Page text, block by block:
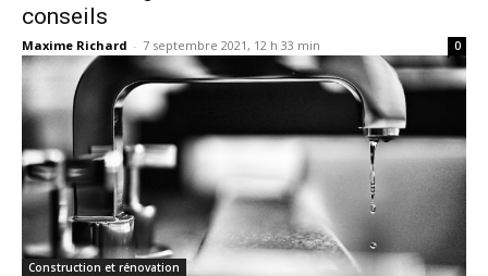
conseils
Maxime Richard - 7 septembre 2021, 12 h 33 min 0
Construction et rénovation